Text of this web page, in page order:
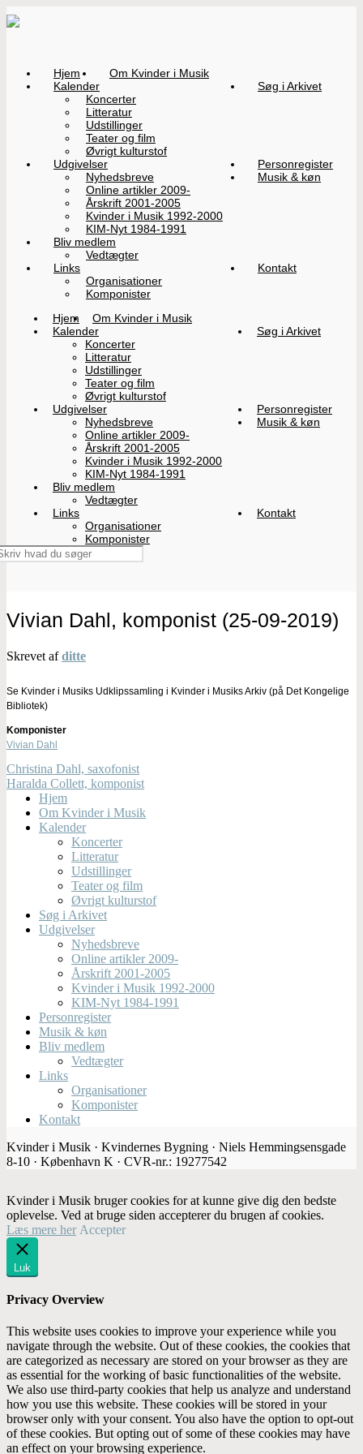
Hjem
Om Kvinder i Musik
Kalender
Koncerter
Litteratur
Udstillinger
Teater og film
Øvrigt kulturstof
Søg i Arkivet
Udgivelser
Nyhedsbreve
Online artikler 2009-
Årskrift 2001-2005
Kvinder i Musik 1992-2000
KIM-Nyt 1984-1991
Personregister
Musik & køn
Bliv medlem
Vedtægter
Links
Organisationer
Komponister
Kontakt
Hjem
Om Kvinder i Musik
Kalender
Koncerter
Litteratur
Udstillinger
Teater og film
Øvrigt kulturstof
Søg i Arkivet
Udgivelser
Nyhedsbreve
Online artikler 2009-
Årskrift 2001-2005
Kvinder i Musik 1992-2000
KIM-Nyt 1984-1991
Personregister
Musik & køn
Bliv medlem
Vedtægter
Links
Organisationer
Komponister
Kontakt
Vivian Dahl, komponist (25-09-2019)
Skrevet afditte
Se Kvinder i Musiks Udklipssamling i Kvinder i Musiks Arkiv (på Det Kongelige
Bibliotek)
Komponister
Vivian Dahl
Christina Dahl, saxofonist
Haralda Collett, komponist
Hjem
Om Kvinder i Musik
Kalender
Koncerter
Litteratur
Udstillinger
Teater og film
Øvrigt kulturstof
Søg i Arkivet
Udgivelser
Nyhedsbreve
Online artikler 2009-
Årskrift 2001-2005
Kvinder i Musik 1992-2000
KIM-Nyt 1984-1991
Personregister
Musik & køn
Bliv medlem
Vedtægter
Links
Organisationer
Komponister
Kontakt
Kvinder i Musik · Kvindernes Bygning · Niels Hemmingsensgade
8-10 · København K · CVR-nr.: 19277542
Kvinder i Musik bruger cookies for at kunne give dig den bedste
oplevelse. Ved at bruge siden accepterer du brugen af cookies.
Læs mere her Accepter
Luk
Privacy Overview
This website uses cookies to improve your experience while you
navigate through the website. Out of these cookies, the cookies that
are categorized as necessary are stored on your browser as they are
as essential for the working of basic functionalities of the website.
We also use third-party cookies that help us analyze and understand
how you use this website. These cookies will be stored in your
browser only with your consent. You also have the option to opt-out
of these cookies. But opting out of some of these cookies may have
an effect on your browsing experience.